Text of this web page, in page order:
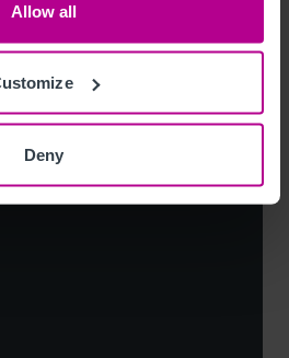
Allow all
Deny